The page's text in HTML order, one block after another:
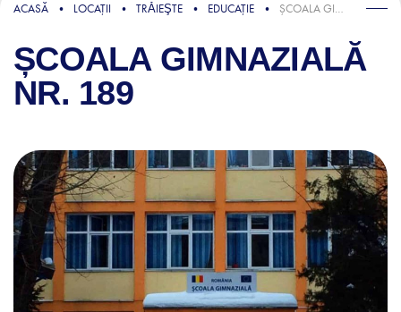
ACASĂ LOCAȚII TRǍIEŞTE EDUCAȚIE ȘCOALA GIMNAZIALĂ NR. 189
ȘCOALA GIMNAZIALĂ
NR. 189